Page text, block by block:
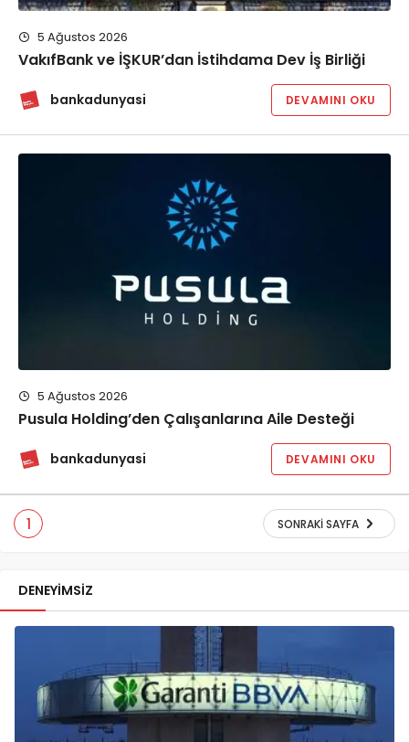
5 Ağustos 2026
VakıfBank ve İŞKUR’dan İstihdama Dev İş Birliği
bankadunyasi DEVAMINI OKU
5 Ağustos 2026
Pusula Holding’den Çalışanlarına Aile Desteği
bankadunyasi DEVAMINI OKU
1 SONRAKI SAYFA
DENEYIMSIZ